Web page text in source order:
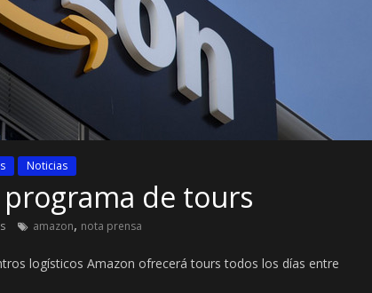
Noticias
de tours
amazon, nota prensa
logísticos Amazon ofrecerá tours todos los días entre